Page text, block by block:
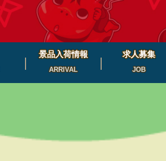
景品入荷情報
ARRIVAL
求人募集
JOB